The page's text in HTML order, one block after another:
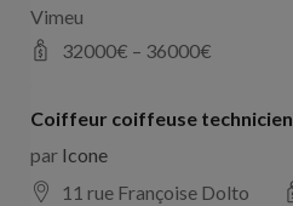
Vimeu
32000€ – 36000€
Coiffeur coiffeuse
par Icone
11 rue Françoise Dolto